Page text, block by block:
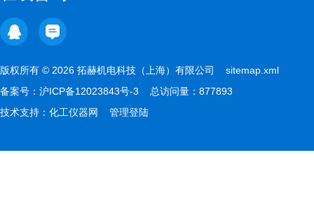
版权所有 © 2026 拓赫机电科技（上海）有限公司 sitemap.xml
备案号： 沪ICP备12023843号-3 总访问量：877893
技术支持： 化工仪器网 管理登陆